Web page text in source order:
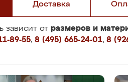
Доставка
зависит от размеров и
89-55, 8 (495) 665-24-01, 8